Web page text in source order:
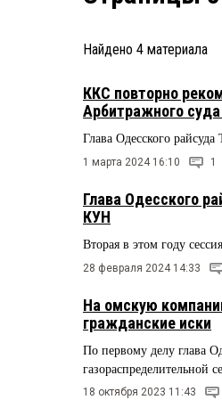
Найдено 4 материала
ККС повторно
Арбитражного
Глава Одесского
1 марта 2024 16:10 1
Глава Одесского
КУН
Вторая в этом году
28 февраля 2024 14:33
На омскую
гражданские иски
По первому делу глава
газораспределительной
18 октября 2023 11:43